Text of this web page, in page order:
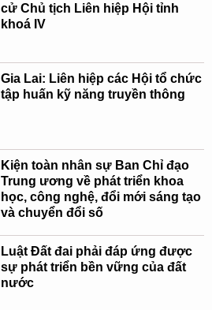
cử Chủ tịch Liên hiệp Hội tỉnh
khoá IV
Gia Lai: Liên hiệp các Hội tổ chức
tập huấn kỹ năng truyền thông
Kiện toàn nhân sự Ban Chỉ đạo
Trung ương về phát triển khoa
học, công nghệ, đổi mới sáng tạo
và chuyển đổi số
Luật Đất đai phải đáp ứng được
sự phát triển bền vững của đất
nước